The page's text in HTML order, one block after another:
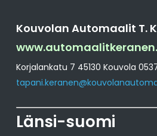
Kouvolan Automaalit T.
Korjalankatu 7 45130 Kouvola
Länsi-suomi